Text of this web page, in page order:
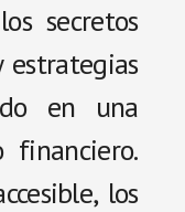
secretos
en una
los